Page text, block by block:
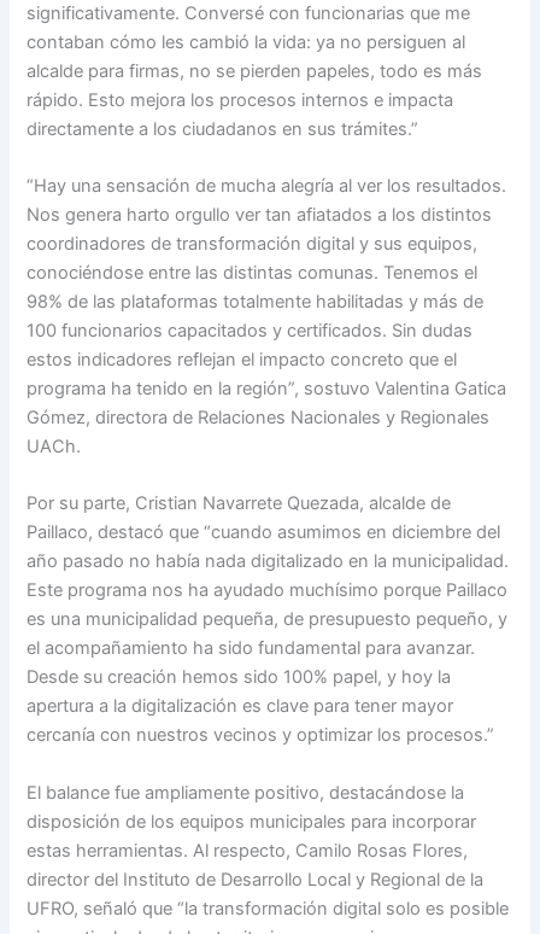
significativamente. Conversé con funcionarias que me
contaban cómo les cambió la vida: ya no persiguen al
alcalde para firmas, no se pierden papeles, todo es más
rápido. Esto mejora los procesos internos e impacta
directamente a los ciudadanos en sus trámites.”
“Hay una sensación de mucha alegría al ver los resultados.
Nos genera harto orgullo ver tan afiatados a los distintos
coordinadores de transformación digital y sus equipos,
conociéndose entre las distintas comunas. Tenemos el
98% de las plataformas totalmente habilitadas y más de
100 funcionarios capacitados y certificados. Sin dudas
estos indicadores reflejan el impacto concreto que el
programa ha tenido en la región”, sostuvo Valentina Gatica
Gómez, directora de Relaciones Nacionales y Regionales
UACh.
Por su parte, Cristian Navarrete Quezada, alcalde de
Paillaco, destacó que “cuando asumimos en diciembre del
año pasado no había nada digitalizado en la municipalidad.
Este programa nos ha ayudado muchísimo porque Paillaco
es una municipalidad pequeña, de presupuesto pequeño, y
el acompañamiento ha sido fundamental para avanzar.
Desde su creación hemos sido 100% papel, y hoy la
apertura a la digitalización es clave para tener mayor
cercanía con nuestros vecinos y optimizar los procesos.”
El balance fue ampliamente positivo, destacándose la
disposición de los equipos municipales para incorporar
estas herramientas. Al respecto, Camilo Rosas Flores,
director del Instituto de Desarrollo Local y Regional de la
UFRO, señaló que “la transformación digital solo es posible